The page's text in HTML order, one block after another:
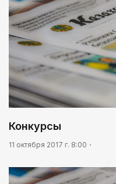
Конкурсы
11 октября 2017 г. 8:00